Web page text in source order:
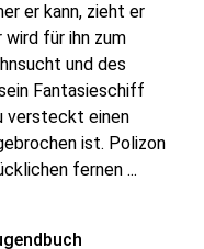
er kann, zieht er
wird für ihn zum
und des
Fantasieschiff
versteckt einen
ist. Polizon
fernen ...